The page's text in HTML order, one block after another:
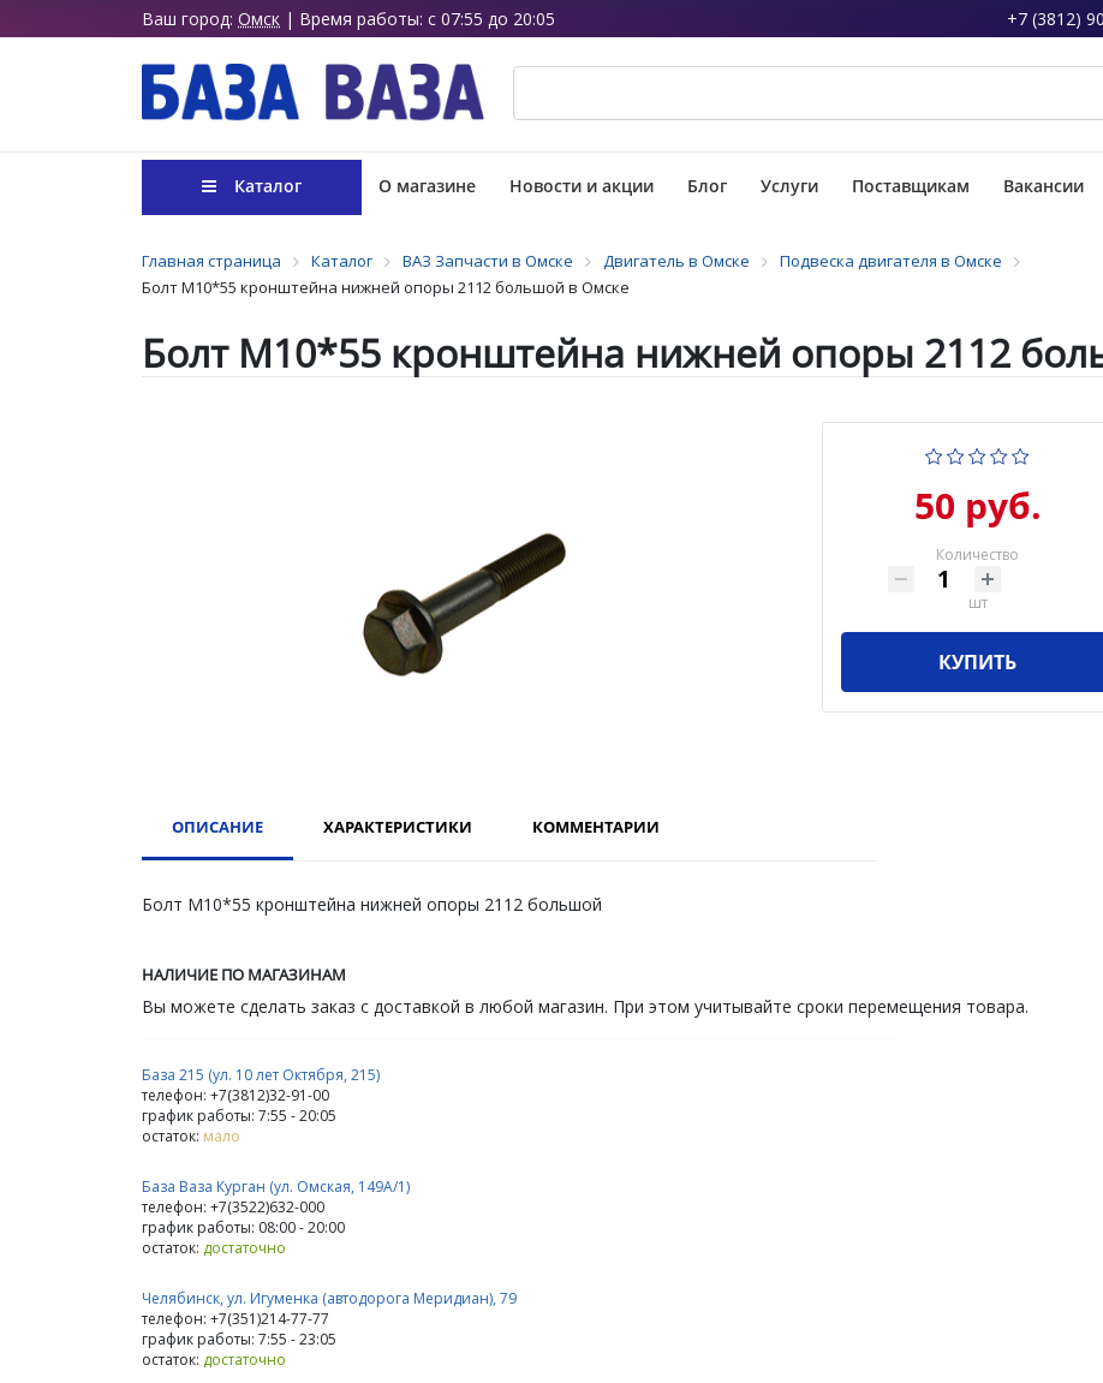
Ваш город: Омск | Время работы: с 07:55 до 20:05 +7 (3812)
Каталог О магазине Новости и акции Блог Услуги Поставщикам Вакансии
Главная страница Каталог ВАЗ Запчасти в Омске Двигатель в Омске
Подвеска двигателя в Омске
Болт М10*55 кронштейна нижней опоры 2112 большой в Омске
Болт М10*55 кронштейна нижней опоры 2112
50 руб.
Количество
шт
КУПИТЬ
ОПИСАНИЕ ХАРАКТЕРИСТИКИ КОММЕНТАРИИ
Болт М10*55 кронштейна нижней опоры 2112 большой
НАЛИЧИЕ ПО МАГАЗИНАМ
Вы можете сделать заказ с доставкой в любой магазин. При этом учитывайте сроки перемещения товара.
База 215 (ул. 10 лет Октября, 215)
телефон: +7(3812)32-91-00
график работы: 7:55 - 20:05
остаток: мало
База Ваза Курган (ул. Омская, 149А/1)
телефон: +7(3522)632-000
график работы: 08:00 - 20:00
остаток: достаточно
Челябинск, ул. Игуменка (автодорога Меридиан), 79
телефон: +7(351)214-77-77
график работы: 7:55 - 23:05
остаток: достаточно